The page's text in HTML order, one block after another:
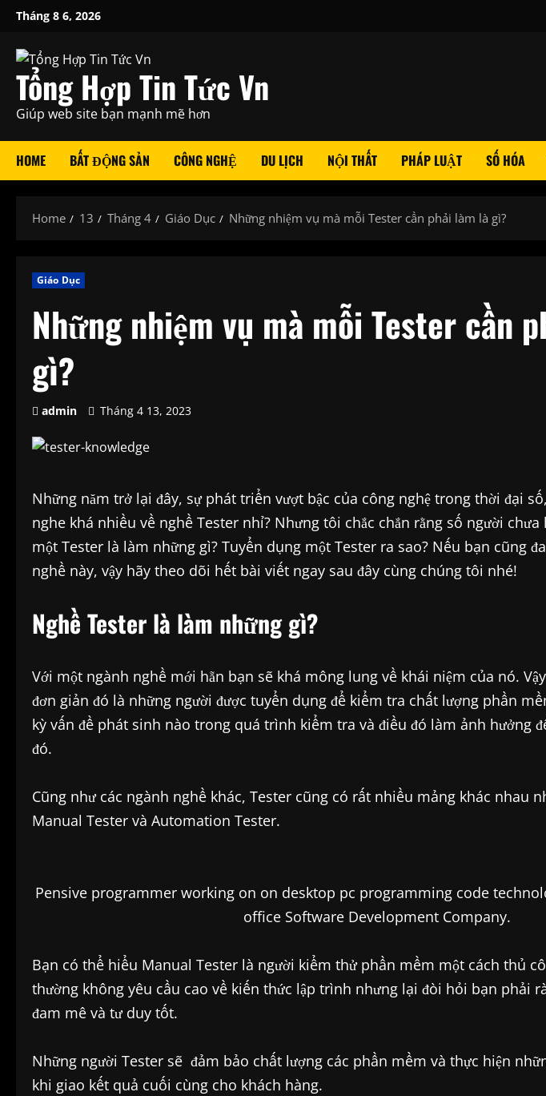
Skip
content
Tháng 8 6, 2026
Tổng Hợp Tin Tức Vn
Giúp web site bạn mạnh mẽ hơn
HOME BẤT ĐỘNG SẢN CÔNG NGHỆ DU LỊCH NỘI THẤT PHÁP LUẬT SỐ HÓA
Home 13 Tháng 4 Giáo Dục Những nhiệm vụ mà mỗi Tester cần phải làm là gì?
Giáo Dục
Những nhiệm vụ mà mỗi Tester cần
gì?
admin Tháng 4 13, 2023
Những năm trở lại đây, sự phát triển vượt bậc của công nghệ trong thời đại
nghe khá nhiều về nghề Tester nhỉ? Nhưng tôi chắc chắn rằng số người
một Tester là làm những gì? Tuyển dụng một Tester ra sao? Nếu bạn cũng
nghề này, vậy hãy theo dõi hết bài viết ngay sau đây cùng chúng tôi nhé!
Nghề Tester là làm những gì?
Với một ngành nghề mới hẵn bạn sẽ khá mông lung về khái niệm của nó.
đơn giản đó là những người được tuyển dụng để kiểm tra chất lượng phần
kỳ vấn đề phát sinh nào trong quá trình kiểm tra và điều đó làm ảnh hưởng
đó.
Cũng như các ngành nghề khác, Tester cũng có rất nhiều mảng khác nhau
Manual Tester và Automation Tester.
Pensive programmer working on on desktop pc programming code
office Software Development Company.
Bạn có thể hiểu Manual Tester là người kiểm thử phần mềm một cách thủ
thường không yêu cầu cao về kiến thức lập trình nhưng lại đòi hỏi bạn phải
đam mê và tư duy tốt.
Những người Tester sẽ đảm bảo chất lượng các phần mềm và thực hiện
khi giao kết quả cuối cùng cho khách hàng.